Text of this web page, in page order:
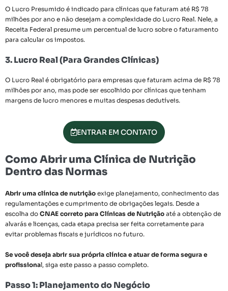
O Lucro Presumido é indicado para clínicas que faturam até R$ 78
milhões por ano e não desejam a complexidade do Lucro Real. Nele, a
Receita Federal presume um percentual de lucro sobre o faturamento
para calcular os impostos.
3. Lucro Real (Para Grandes Clínicas)
O Lucro Real é obrigatório para empresas que faturam acima de R$ 78
milhões por ano, mas pode ser escolhido por clínicas que tenham
margens de lucro menores e muitas despesas dedutíveis.
ENTRAR EM CONTATO
Como Abrir uma Clínica de Nutrição
Dentro das Normas
Abrir uma clínica de nutrição exige planejamento, conhecimento das
regulamentações e cumprimento de obrigações legais. Desde a
escolha do CNAE correto para Clínicas de Nutrição até a obtenção de
alvarás e licenças, cada etapa precisa ser feita corretamente para
evitar problemas fiscais e jurídicos no futuro.
Se você deseja abrir sua própria clínica e atuar de forma segura e
profissional, siga este passo a passo completo.
Passo 1: Planejamento do Negócio